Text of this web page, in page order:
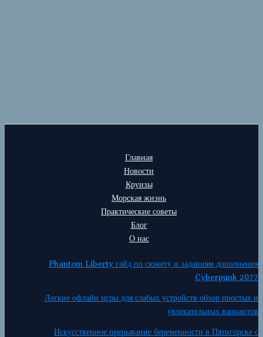
Главная
Новости
Круизы
Морская жизнь
Практические советы
Блог
О нас
Phantom Liberty гайд по сюжету и заданиям дополнения
Cyberpunk 2077
Легкие офлайн игры для слабых устройств обзор простых и
увлекательных вариантов
Искусственное прерывание беременности в Пятигорске с